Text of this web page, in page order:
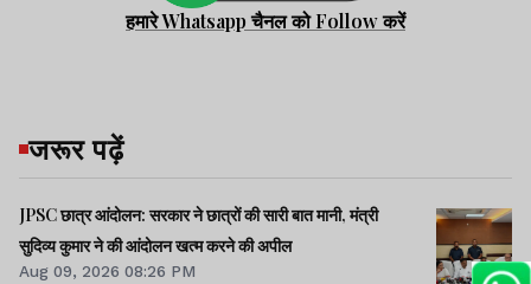
हमारे Whatsapp चैनल को Follow करें
जरूर पढ़ें
JPSC छात्र आंदोलन: सरकार ने छात्रों की सारी बात मानी, मंत्री
सुदिव्य कुमार ने की आंदोलन खत्म करने की अपील
Aug 09, 2026 08:26 PM